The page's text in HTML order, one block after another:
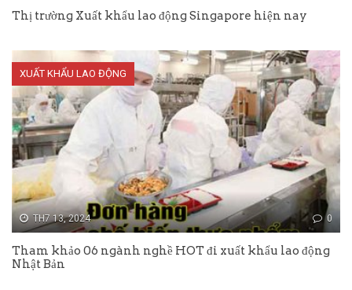
Thị trường Xuất khẩu lao động Singapore hiện nay
XUẤT KHẨU LAO ĐỘNG
TH7 13, 2024 0
Tham khảo 06 ngành nghề HOT đi xuất khẩu lao động
Nhật Bản